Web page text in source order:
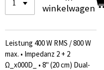
winkelwagen
Leistung 400 W RMS / 800 W
max. • Impedanz 2 + 2
Ω_x000D_ • 8" (20 cm) Dual-